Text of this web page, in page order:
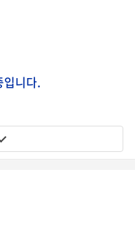
적법인(SPC)으로서 2
입니다.